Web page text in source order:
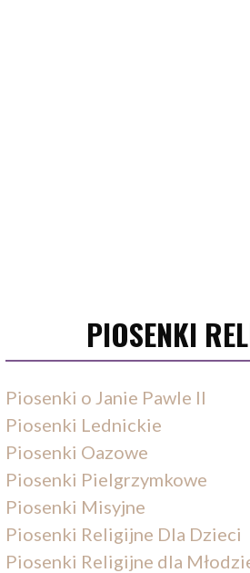
PIOSENKI
Piosenki o Janie Pawle II
Piosenki Lednickie
Piosenki Oazowe
Piosenki Pielgrzymkowe
Piosenki Misyjne
Piosenki Religijne Dla Dzieci
Piosenki Religijne dla